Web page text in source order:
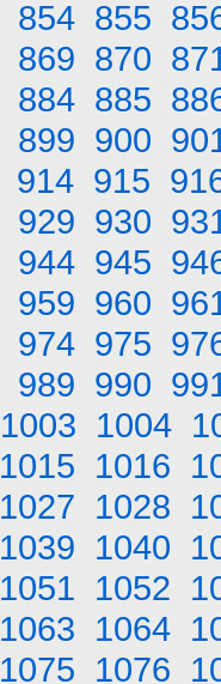
854 855
869 870
884 885
899 900
914 915
929 930
944 945
959 960
974 975
989 990
1003 1004
1015 1016
1027 1028
1039 1040
1051 1052
1063 1064
1075 1076